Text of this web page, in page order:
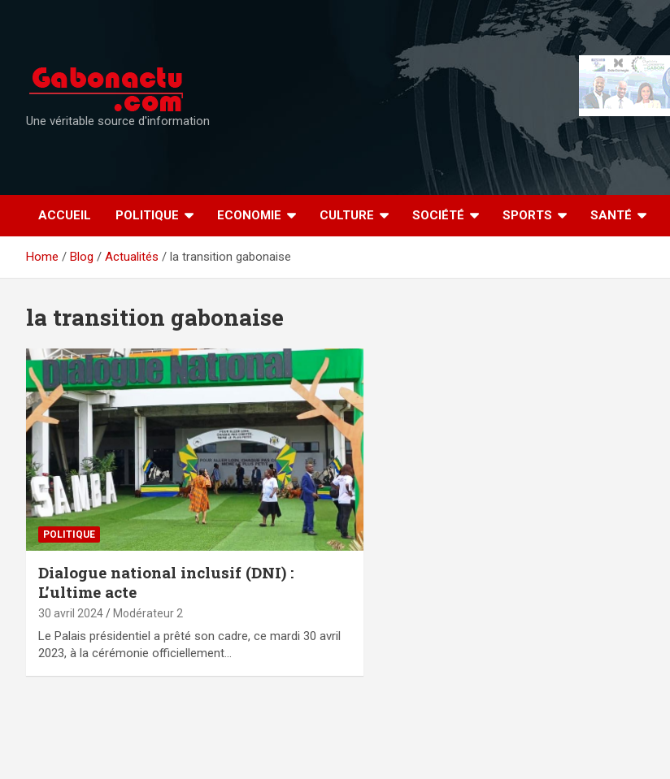
Une véritable source d'information
ACCUEIL POLITIQUE ECONOMIE CULTURE SOCIÉTÉ SPORTS SANTÉ
Home Blog Actualités la transition gabonaise
la transition gabonaise
POLITIQUE
Dialogue national inclusif (DNI) :
L’ultime acte
30 avril 2024 Modérateur 2
Le Palais présidentiel a prêté son cadre, ce mardi 30 avril
2023, à la cérémonie officiellement…